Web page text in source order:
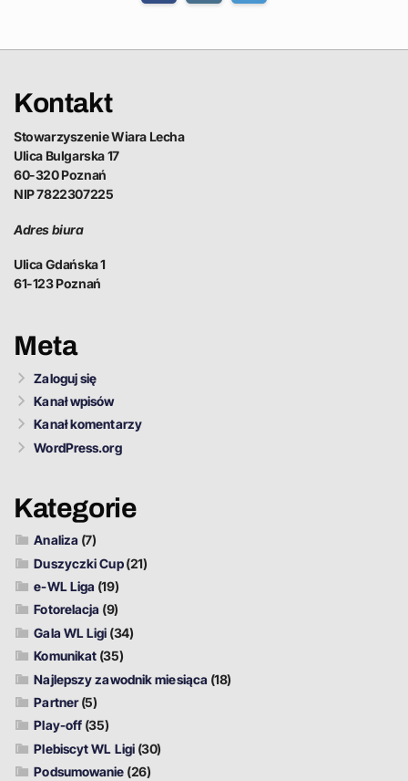
Kontakt
Stowarzyszenie Wiara Lecha
Ulica Bulgarska 17
60-320 Poznań
NIP 7822307225
Adres biura
Ulica Gdańska 1
61-123 Poznań
Meta
Zaloguj się
Kanał wpisów
Kanał komentarzy
WordPress.org
Kategorie
Analiza (7)
Duszyczki Cup(21)
e-WL Liga (19)
Fotorelacja (9)
Gala WL Ligi (34)
Komunikat (35)
Najlepszy zawodnik miesiąca (18)
Partner(5)
Play-off (35)
Plebiscyt WL Ligi (30)
Podsumowanie (26)